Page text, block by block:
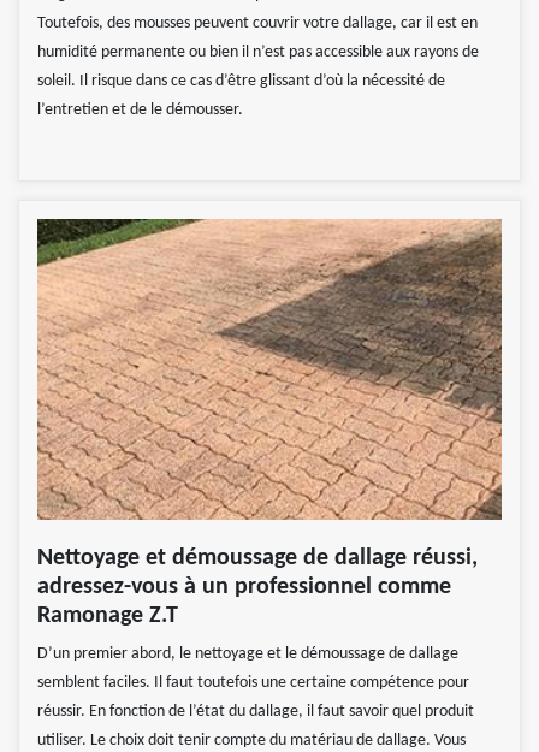
Toutefois, des mousses peuvent couvrir votre dallage, car il est en
humidité permanente ou bien il n’est pas accessible aux rayons de
soleil. Il risque dans ce cas d’être glissant d’où la nécessité de
l’entretien et de le démousser.
Nettoyage et démoussage de dallage réussi,
adressez-vous à un professionnel comme
Ramonage Z.T
D’un premier abord, le nettoyage et le démoussage de dallage
semblent faciles. Il faut toutefois une certaine compétence pour
réussir. En fonction de l’état du dallage, il faut savoir quel produit
utiliser. Le choix doit tenir compte du matériau de dallage. Vous